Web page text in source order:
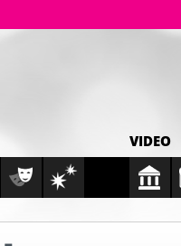
VIDEO